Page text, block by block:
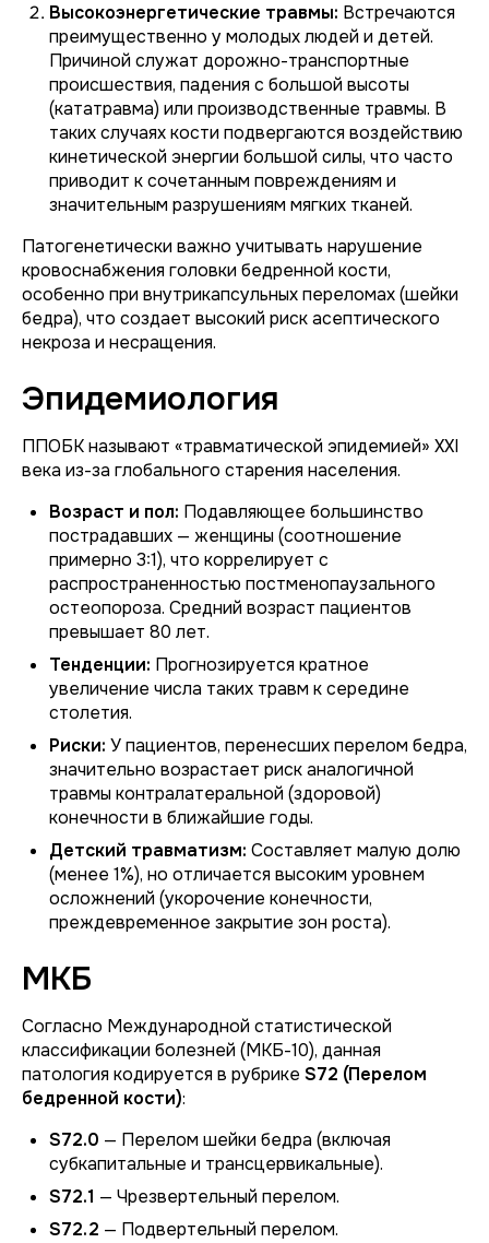
Высокоэнергетические травмы: Встречаются
преимущественно у молодых людей и детей.
Причиной служат дорожно-транспортные
происшествия, падения с большой высоты
(кататравма) или производственные травмы. В
таких случаях кости подвергаются воздействию
кинетической энергии большой силы, что часто
приводит к сочетанным повреждениям и
значительным разрушениям мягких тканей.
Патогенетически важно учитывать нарушение
кровоснабжения головки бедренной кости,
особенно при внутрикапсульных переломах (шейки
бедра), что создает высокий риск асептического
некроза и несращения.
Эпидемиология
ППОБК называют «травматической эпидемией» XXI
века из-за глобального старения населения.
Возраст и пол: Подавляющее большинство
пострадавших — женщины (соотношение
примерно 3:1), что коррелирует с
распространенностью постменопаузального
остеопороза. Средний возраст пациентов
превышает 80 лет.
Тенденции: Прогнозируется кратное
увеличение числа таких травм к середине
столетия.
Риски: У пациентов, перенесших перелом бедра,
значительно возрастает риск аналогичной
травмы контралатеральной (здоровой)
конечности в ближайшие годы.
Детский травматизм: Составляет малую долю
(менее 1%), но отличается высоким уровнем
осложнений (укорочение конечности,
преждевременное закрытие зон роста).
МКБ
Согласно Международной статистической
классификации болезней (МКБ-10), данная
патология кодируется в рубрике S72 (Перелом
бедренной кости):
S72.0 — Перелом шейки бедра (включая
субкапитальные и трансцервикальные).
S72.1 — Чрезвертельный перелом.
S72.2 — Подвертельный перелом.